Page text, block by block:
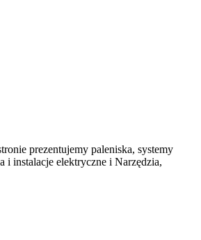
prezentujemy paleniska, systemy
i instalacje elektryczne i Narzędzia,